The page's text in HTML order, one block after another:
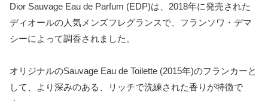
Dior Sauvage Eau de Parfum (EDP)は、2018年に発売された
ディオールの人気メンズフレグランスで、フランソワ・デマ
シーによって調香されました。
オリジナルのSauvage Eau de Toilette (2015年)のフランカーと
して、より深みのある、リッチで洗練された香りが特徴で